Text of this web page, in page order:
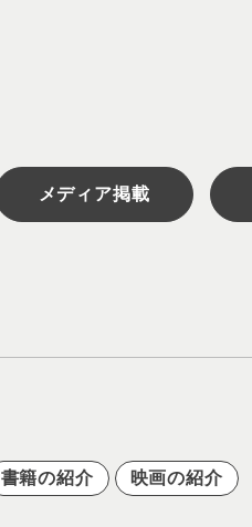
メディア掲載
書籍の紹介 映画の紹介